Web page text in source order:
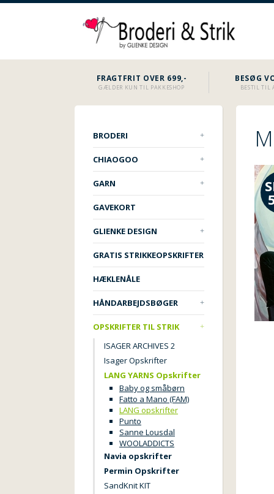
FRAGTFRIT OVER 699,-
GÆLDER KUN TIL PAKKESHOP
BESØG
BESTIL TIL
BRODERI
CHIAOGOO
GARN
GAVEKORT
GLIENKE DESIGN
GRATIS STRIKKEOPSKRIFTER
HÆKLENÅLE
HÅNDARBEJDSBØGER
OPSKRIFTER TIL STRIK
ISAGER ARCHIVES 2
Isager Opskrifter
LANG YARNS Opskrifter
Baby og småbørn
Fatto a Mano (FAM)
LANG opskrifter
Punto
Sanne Lousdal
WOOLADDICTS
Navia opskrifter
Permin Opskrifter
SandKnit KIT